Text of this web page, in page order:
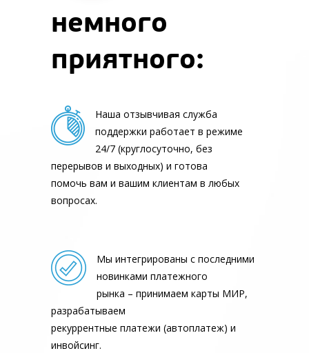
немного
приятного:
Наша отзывчивая служба
поддержки работает в режиме
24/7 (круглосуточно, без
перерывов и выходных) и готова
помочь вам и вашим клиентам в любых
вопросах.
Мы интегрированы с последними
новинками платежного
рынка – принимаем карты МИР,
разрабатываем
рекуррентные платежи (автоплатеж) и
инвойсинг.